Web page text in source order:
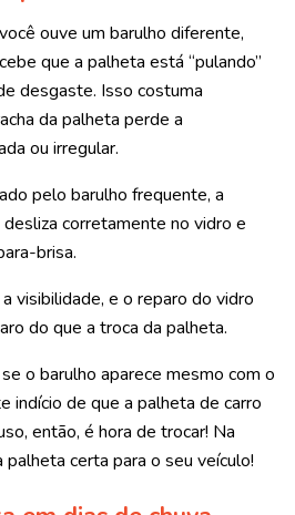
ouve um barulho diferente,
que a palheta está “pulando”
desgaste. Isso costuma
da palheta perde a
ou irregular.
pelo barulho frequente, a
corretamente no vidro e
brisa.
visibilidade, e o reparo do vidro
do que a troca da palheta.
o barulho aparece mesmo com o
indício de que a palheta de carro
então, é hora de trocar! Na
certa para o seu veículo!